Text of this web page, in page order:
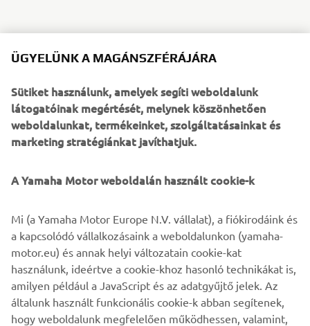
Positioned as Yamaha’s lake racer and speed machine, the
homage to the 1980 SRX with limited-edition heritage
colour and graphics. Sporting Nebura Gold and black
limited-edition heritage colourway, complemented by
sporty red graphics, lovers of this legendary snowmobile
will love the sheer pace and hard acceleration that delivers
discover the new lineup for the 2024 snow season. For
details on availability in your area, contact your local
dealer.
DISCOVER THE FULL RANGE
ÜGYELÜNK A MAGÁNSZFÉRÁJÁRA
Sütiket használunk, amelyek segíti weboldalunk
látogatóinak megértését, melynek köszönhetően
weboldalunkat, termékeinket, szolgáltatásainkat és
marketing stratégiánkat javíthatjuk.
A Yamaha Motor weboldalán használt cookie-k
Mi (a Yamaha Motor Europe N.V. vállalat), a fiókirodáink és
a kapcsolódó vállalkozásaink a weboldalunkon (yamaha-
motor.eu) és annak helyi változatain cookie-kat
használunk, ideértve a cookie-khoz hasonló technikákat is,
amilyen például a JavaScript és az adatgyűjtő jelek. Az
általunk használt funkcionális cookie-k abban segítenek,
hogy weboldalunk megfelelően működhessen, valamint,